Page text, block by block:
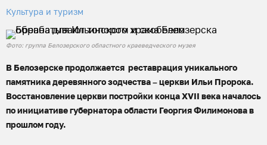
Культура и туризм
Фото: группа Белозерского областного краеведческого музея
В Белозерске продолжается реставрация уникального
памятника деревянного зодчества – церкви Ильи Пророка.
Восстановление церкви постройки конца XVII века началось
по инициативе губернатора области Георгия Филимонова в
прошлом году.